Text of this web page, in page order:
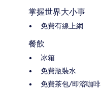
掌握世界大小事
免費有線上網
餐飲
冰箱
免費瓶裝水
免費茶包/即溶咖啡